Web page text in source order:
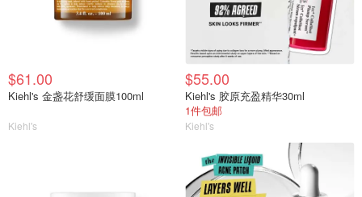
$61.00
Kiehl's 金盏花舒缓面膜100ml
Kiehl's
$55.00
Kiehl's 胶原充盈精华30ml
1件包邮
Kiehl's